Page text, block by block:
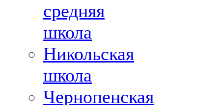
средняя
школа
Никольская
школа
Чернопенская